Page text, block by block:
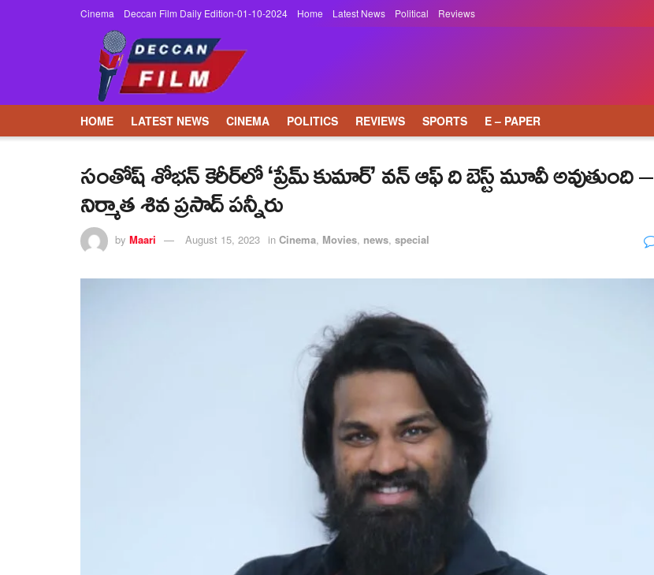
Cinema Deccan Film Daily Edition-01-10-2024 Home Latest News Political Reviews
HOME LATEST NEWS CINEMA POLITICS REVIEWS SPORTS E – PAPER
సంతోష్ శోభన్ కెరీర్‌లో ‘ప్రేమ్ కుమార్’ వ‌న్ ఆఫ్ ది బెస్ట్ మూవీ అవుతుంది –
నిర్మాత శివ ప్ర‌సాద్ ప‌న్నీరు
by Maari August 15, 2023 in Cinema, Movies, news, special